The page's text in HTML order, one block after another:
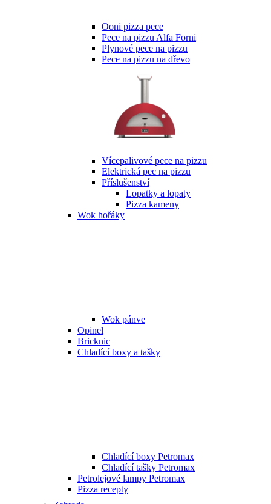
Ooni pizza pece
Pece na pizzu Alfa Forni
Plynové pece na pizzu
Pece na pizzu na dřevo
Vícepalivové pece na pizzu
Elektrická pec na pizzu
Příslušenství
Lopatky a lopaty
Pizza kameny
Wok hořáky
Wok pánve
Opinel
Bricknic
Chladící boxy a tašky
Chladící boxy Petromax
Chladící tašky Petromax
Petrolejové lampy Petromax
Pizza recepty